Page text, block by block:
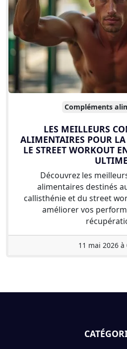
Compléments
LES MEILLEURS
ALIMENTAIRES POUR
LE STREET WORKOUT
ULTIME
Découvrez les
alimentaires destinés
callisthénie et du street
améliorer vos
11 mai 2026 à